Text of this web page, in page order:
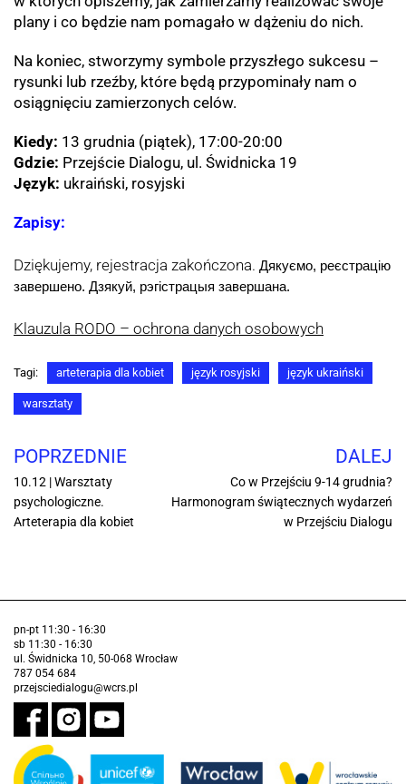
plany i co będzie nam pomagało w dążeniu do nich.
Na koniec, stworzymy symbole przyszłego sukcesu –
rysunki lub rzeźby, które będą przypominały nam o
osiągnięciu zamierzonych celów.
Kiedy: 13 grudnia (piątek), 17:00-20:00
Gdzie: Przejście Dialogu, ul. Świdnicka 19
Język: ukraiński, rosyjski
Zapisy:
Dziękujemy, rejestracja zakończona. Дякуємо, реєстрацію
завершено. Дзякуй, рэгістрацыя завершана.
Klauzula RODO – ochrona danych osobowych
Tagi: arteterapia dla kobiet język rosyjski język ukraiński
warsztaty
POPRZEDNIE
10.12 | Warsztaty
psychologiczne.
Arteterapia dla kobiet
DALEJ
Co w Przejściu 9-14 grudnia?
Harmonogram świątecznych wydarzeń
w Przejściu Dialogu
pn-pt 11:30 - 16:30
sb 11:30 - 16:30
ul. Świdnicka 10, 50-068 Wrocław
787 054 684
przejsciedialogu@wcrs.pl